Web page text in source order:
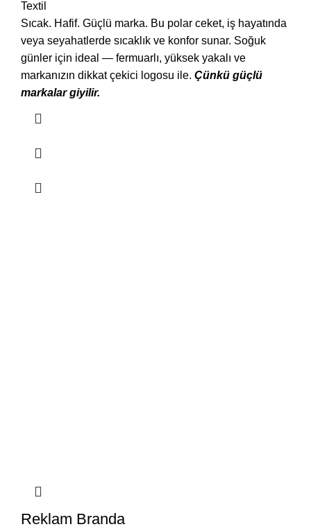
Textil
Sıcak. Hafif. Güçlü marka. Bu polar ceket, iş hayatında
veya seyahatlerde sıcaklık ve konfor sunar. Soğuk
günler için ideal — fermuarlı, yüksek yakalı ve
markanızın dikkat çekici logosu ile. Çünkü güçlü
markalar giyilir.
Reklam Branda